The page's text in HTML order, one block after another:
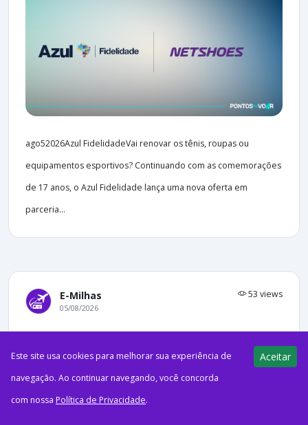
ago52026Azul FidelidadeVai renovar os tênis, roupas ou
equipamentos esportivos? Continuando com as comemorações
de 17 anos, o Azul Fidelidade lança uma nova oferta em
parceria...
E-Milhas 53 views
05/08/2026
Minhas Vantagens
Este site usa cookies para melhorar sua experiência de
navegação. Ao continuar navegando, você concorda
com nossa Política de Privacidade.
Aceitar